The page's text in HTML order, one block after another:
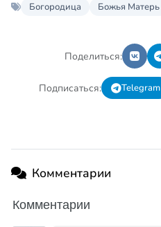
Богородица Божья Матерь
Поделиться:
Подписаться: Telegram
Комментарии
Комментарии